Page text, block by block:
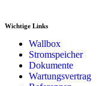
Wichtige Links
Wallbox
Stromspeicher
Dokumente
Wartungsvertrag